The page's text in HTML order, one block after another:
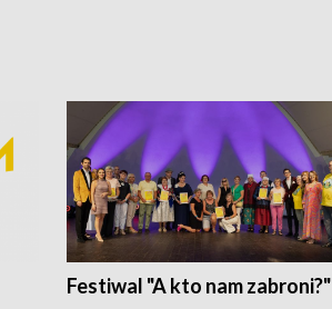
Festiwal "A kto nam zabroni?"